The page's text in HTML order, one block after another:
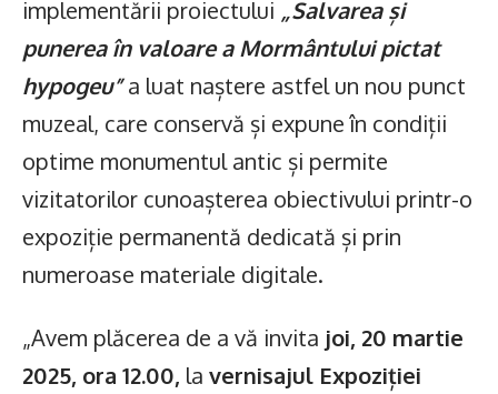
implementării proiectului „Salvarea și
punerea în valoare a Mormântului pictat
hypogeu”a luat naștere astfel un nou punct
muzeal, care conservă și expune în condiții
optime monumentul antic și permite
vizitatorilor cunoașterea obiectivului printr-o
expoziție permanentă dedicată și prin
numeroase materiale digitale.
„Avem plăcerea de a vă invita joi, 20 martie
2025, ora 12.00, la vernisajul Expoziției